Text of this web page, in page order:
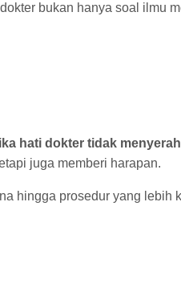
bukan hanya soal ilmu
hati dokter tidak menyerah
juga memberi harapan.
hingga prosedur yang lebih